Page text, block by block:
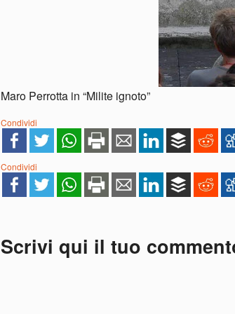
Maro Perrotta in “Milite ignoto”
Condividi
Condividi
Scrivi qui il tuo